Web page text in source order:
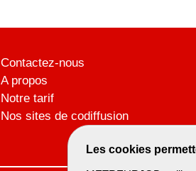
Les cookies
Contactez-nous
A propos
Notre tarif
Nos sites de codiffusion